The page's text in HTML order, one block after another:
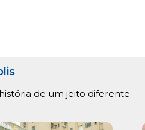
de um jeito diferente